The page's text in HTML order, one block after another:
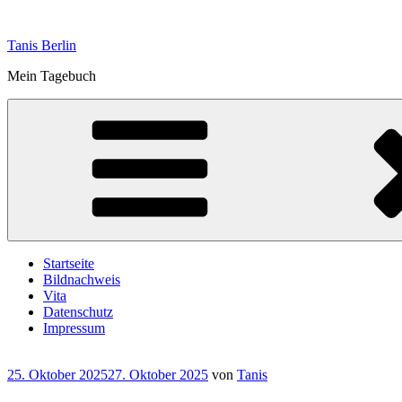
springen
Tanis Berlin
Mein Tagebuch
Startseite
Bildnachweis
Vita
Datenschutz
Impressum
Veröffentlicht
25. Oktober 202527. Oktober 2025 von Tanis